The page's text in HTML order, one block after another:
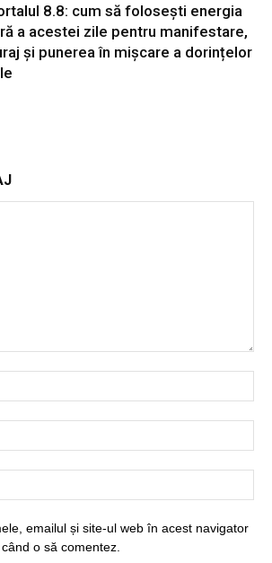
8.8: cum să folosești energia
a acestei zile pentru manifestare,
și punerea în mișcare a dorințelor
emailul și site-ul web în acest navigator
o să comentez.